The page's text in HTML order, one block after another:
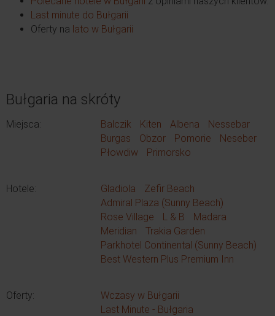
Last minute do Bułgarii
Oferty na lato w Bułgarii
Bułgaria na skróty
Miejsca: Balczik Kiten Albena
Nessebar
Burgas
Obzor Pomorie
Neseber
Płowdiw
Primorsko
Hotele: Gladiola
Zefir Beach
Admiral Plaza (Sunny Beach)
Rose Village
L & B
Madara
Meridian
Trakia Garden
Parkhotel Continental (Sunny Beach)
Best Western Plus Premium Inn
Oferty:
Wczasy w Bułgarii
Last Minute - Bułgaria